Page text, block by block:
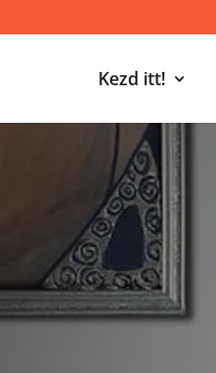
Kezd itt!